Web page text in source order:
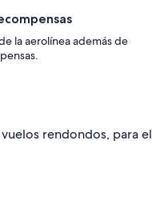
la aerolínea además de
rendondos, para el